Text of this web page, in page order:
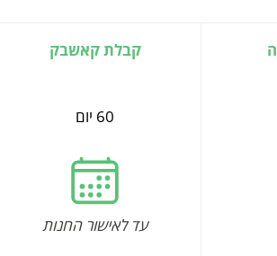
קבלת קאשבק
60 יום
עד לאישור החנות